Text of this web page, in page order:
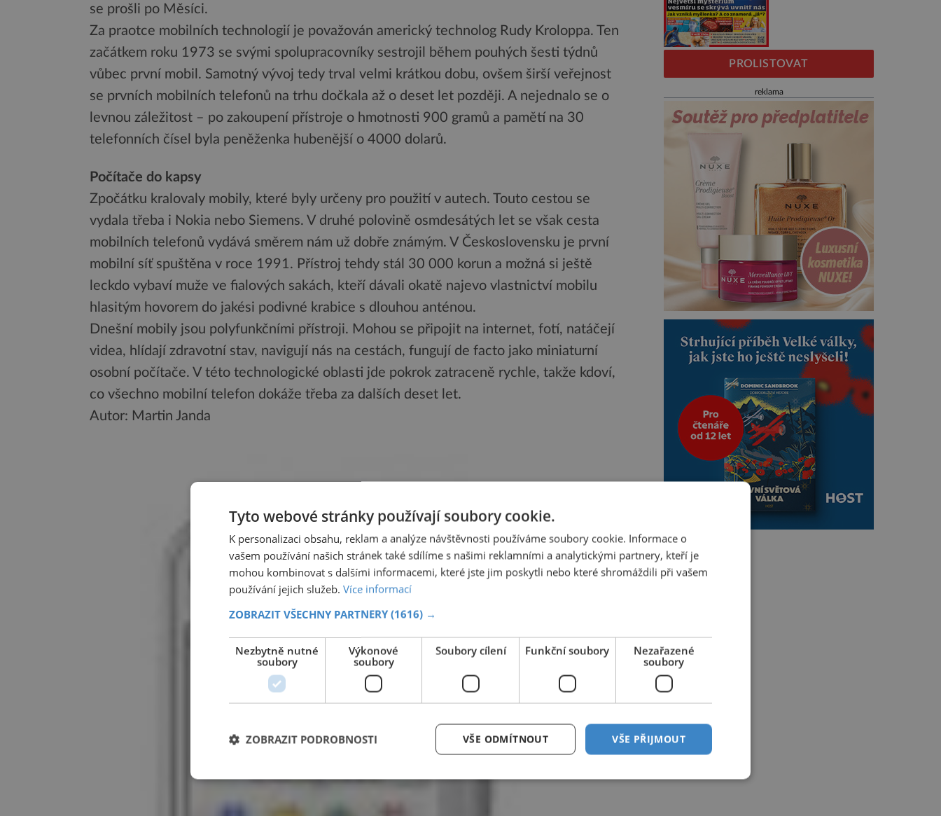
se prošli po Měsíci.
Za praotce mobilních technologií je považován americký technolog Rudy Kroloppa. Ten
začátkem roku 1973 se svými spolupracovníky sestrojil během pouhých šesti týdnů
vůbec první mobil. Samotný vývoj tedy trval velmi krátkou dobu, ovšem širší veřejnost
se prvních mobilních telefonů na trhu dočkala až o deset let později. A nejednalo se o
levnou záležitost – po zakoupení přístroje o hmotnosti 900 gramů a pamětí na 30
telefonních čísel byla peněženka hubenější o 4000 dolarů.
Počítače do kapsy
Zpočátku kralovaly mobily, které byly určeny pro použití v autech. Touto cestou se
vydala třeba i Nokia nebo Siemens. V druhé polovině osmdesátých let se však cesta
mobilních telefonů vydává směrem nám už dobře známým. V Československu je první
mobilní síť spuštěna v roce 1991. Přístroj tehdy stál 30 000 korun a možná si ještě
leckdo vybaví muže ve fialových sakách, kteří dávali okatě najevo vlastnictví mobilu
hlasitým hovorem do jakési podivné krabice s dlouhou anténou.
Dnešní mobily jsou polyfunkčními přístroji. Mohou se připojit na internet, fotí, natáčejí
videa, hlídají zdravotní stav, navigují nás na cestách, fungují de facto jako miniaturní
osobní počítače. V této technologické oblasti jde pokrok zatraceně rychle, takže kdoví,
co všechno mobilní telefon dokáže třeba za dalších deset let.
Autor: Martin Janda
PROLISTOVAT
reklama
Tyto webové stránky používají soubory cookie.
K personalizaci obsahu, reklam a analýze návštěvnosti používáme soubory cookie. Informace o
vašem používání našich stránek také sdílíme s našimi reklamními a analytickými partnery, kteří je
mohou kombinovat s dalšími informacemi, které jste jim poskytli nebo které shromáždili při vašem
používání jejich služeb. Více informací
ZOBRAZIT VŠECHNY PARTNERY (1616) →
Nezbytně nutné
soubory
Výkonové
soubory
Soubory cílení Funkční soubory
Nezařazené
soubory
VŠE PŘIJMOUT
VŠE ODMÍTNOUT
ZOBRAZIT PODROBNOSTI